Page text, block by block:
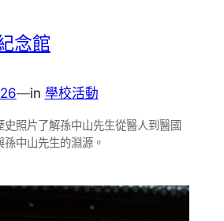
念館
—in 學校活動
照片了解孫中山先生從醫人到醫國
中山先生的淵源。